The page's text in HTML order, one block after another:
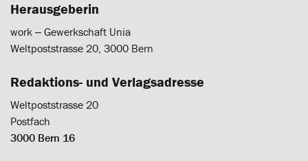
Herausgeberin
work ‒ Gewerkschaft Unia
Weltpoststrasse 20, 3000 Bern
Redaktions- und Verlagsadresse
Weltpoststrasse 20
Postfach
3000 Bern 16